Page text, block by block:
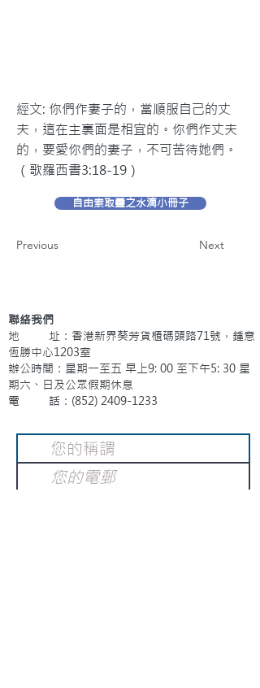
經文: 你們作妻子的，當順服自己的丈
夫，這在主裏面是相宜的。你們作丈夫
的，要愛你們的妻子，不可苦待她們。
（歌羅西書3:18-19）
自由索取靈之水滴小冊子
Previous Next
聯絡我們
地 址：香港新界葵芳貨櫃碼頭路71號，鍾意
恆勝中心1203室
辦公時間：星期一至五 早上9: 00 至下午5: 30 星
期六、日及公眾假期休息
電 話：(852) 2409-1233